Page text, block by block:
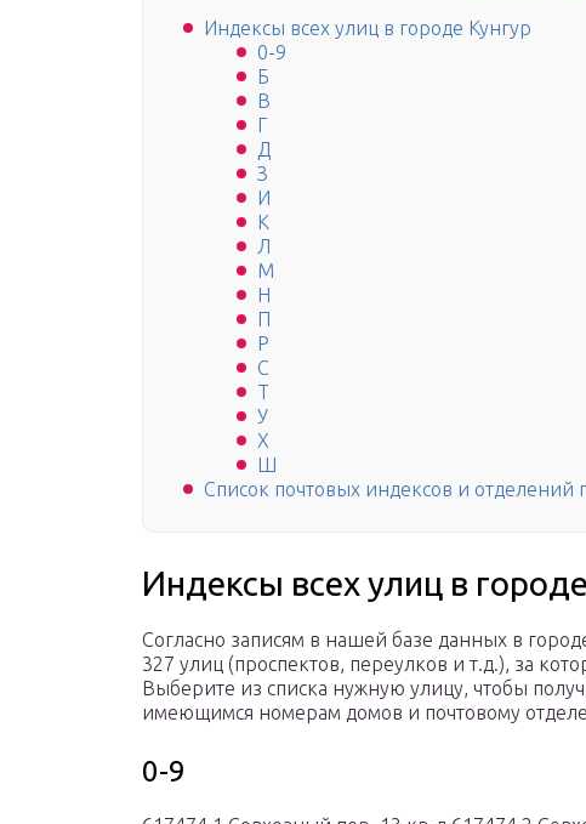
Индексы всех улиц в городе Кунгур
0-9
Б
В
Г
Д
З
И
К
Л
М
Н
П
Р
С
Т
У
Х
Ш
Список почтовых индексов и отделений
Индексы всех улиц в
Согласно записям в нашей базе данных в
327 улиц (проспектов, переулков и т.д.), за
Выберите из списка нужную улицу, чтобы
имеющимся номерам домов и почтовому
0-9